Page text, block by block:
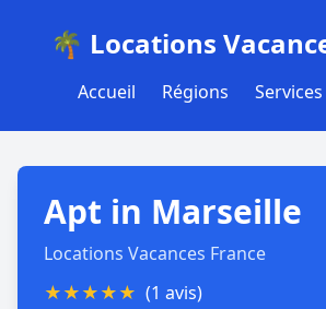
🌴 Locations
Accueil Régions Services
Apt in Marseille
Locations Vacances France
★★★★★ (1 avis)